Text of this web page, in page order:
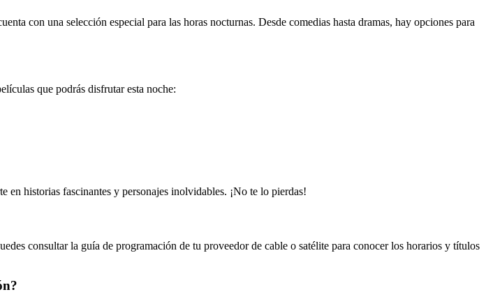
con una selección especial para las horas nocturnas. Desde comedias hasta dramas, hay opciones para
que podrás disfrutar esta noche:
en historias fascinantes y personajes inolvidables. ¡No te lo pierdas!
consultar la guía de programación de tu proveedor de cable o satélite para conocer los horarios y títulos